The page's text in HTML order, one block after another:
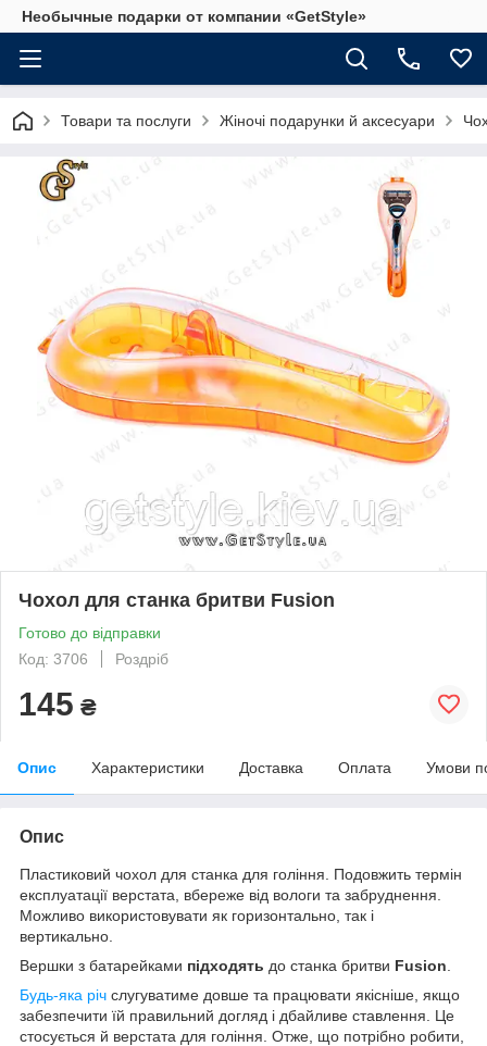
Необычные подарки от компании «GetStyle»
Товари та послуги Жіночі подарунки й аксесуари
Чохол для станка бритви Fusion
Готово до відправки
Код: 3706
Роздріб
145 ₴
Опис Характеристики Доставка Оплата Умови
Опис
Пластиковий чохол для станка для гоління. Подовжить термін
експлуатації верстата, вбереже від вологи та забруднення.
Можливо використовувати як горизонтально, так і
вертикально.
Вершки з батарейками підходять до станка бритви Fusion
Будь-яка річ слугуватиме довше та працювати якісніше, якщо
забезпечити їй правильний догляд і дбайливе ставлення. Це
стосується й верстата для гоління. Отже, що потрібно робити,